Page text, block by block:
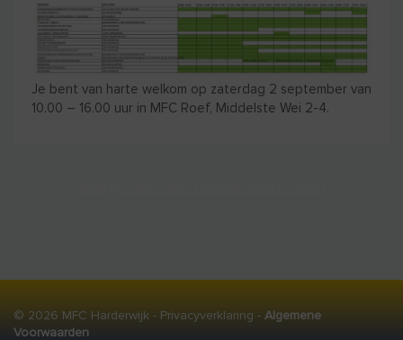
Je bent van harte welkom op zaterdag 2 september van
10.00 – 16.00 uur in MFC Roef, Middelste Wei 2-4.
© 2026 MFC Harderwijk - Privacyverklaring - Algemene
Voorwaarden